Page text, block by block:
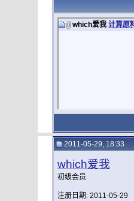
which爱我 计算原
2011-05-29, 18:33
which爱我
初级会员
注册日期: 2011-05-29